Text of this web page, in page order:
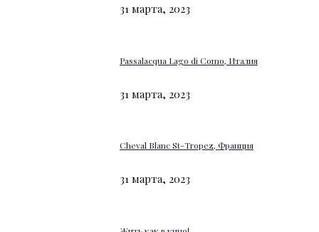
31 марта, 2023
Passalacqua Lago di Como, Италия
31 марта, 2023
Cheval Blanc St-Tropez, Франция
31 марта, 2023